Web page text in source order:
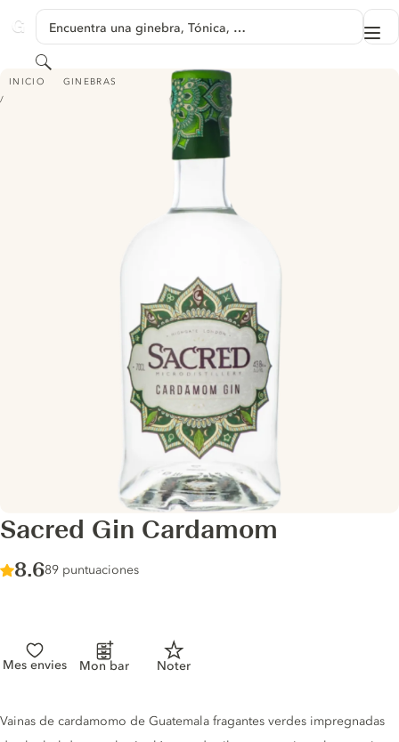
GINVENTORY
Encuentra una ginebra, Tónica, …
Buscar
INICIO GINEBRAS
SACRED GIN CARDAMOM
Sacred Gin Cardamom
Score :
8.6/ 10
89 puntuaciones
Mes envies Mon bar Noter
Gin description
Vainas de cardamomo de Guatemala fragantes verdes impregnadas